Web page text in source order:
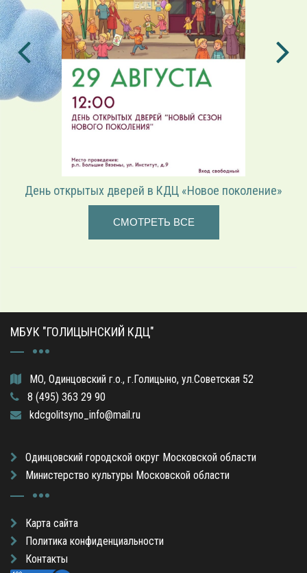
в КДЦ «Новое поколение» «Играем в
СМОТРЕТЬ ВСЕ
МБУК "ГОЛИЦЫНСКИЙ КДЦ"
МО, Одинцовский г.о., г.Голицыно, ул.Советская 52
8 (495) 363 29 90
kdcgolitsyno_info@mail.ru
Одинцовский городской округ Московской области
Министерство культуры Московской области
Карта сайта
Политика конфиденциальности
Контакты